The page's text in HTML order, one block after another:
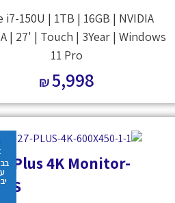
i7-150U | 1TB | 16GB | NVIDIA
| 27' | Touch | 3Year | Windows
11 Pro
₪5,998
Plus 4K Monitor-